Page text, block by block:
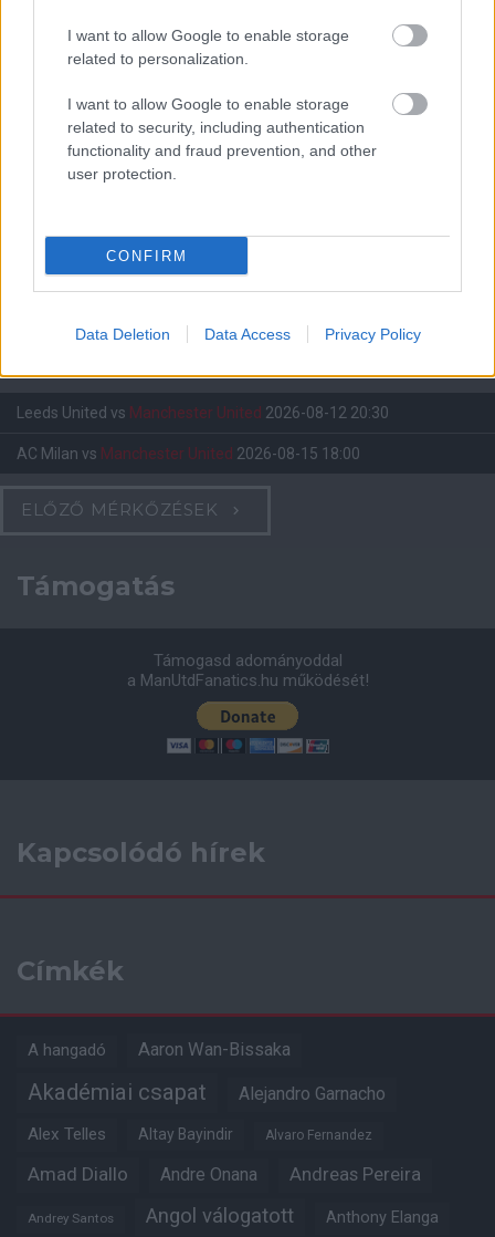
I want to allow Google to enable storage
related to personalization.
I want to allow Google to enable storage
related to security, including authentication
functionality and fraud prevention, and other
user protection.
CONFIRM
Data Deletion Data Access Privacy Policy
Meccs Center
Paris Saint-Germain
Felkészülési szezon 4. mérkőzés
Nya Ullevi, Göteborg
2026-08-08 17:00
1 nap 2 óra 12 perc 23 másodperc
Leeds United vs Manchester United 2026-08-12 20:30
AC Milan vs Manchester United 2026-08-15 18:00
ELŐZŐ MÉRKŐZÉSEK
Támogatás
Támogasd adományoddal
a ManUtdFanatics.hu működését!
Kapcsolódó hírek
Címkék
A hangadó Aaron Wan-Bissaka
Akadémiai csapat Alejandro Garnacho
Alex Telles Altay Bayindir Alvaro Fernandez
Amad Diallo Andre Onana Andreas Pereira
Andrey Santos Angol válogatott Anthony Elanga